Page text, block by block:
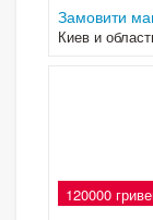
Замовити
Киев и
120000